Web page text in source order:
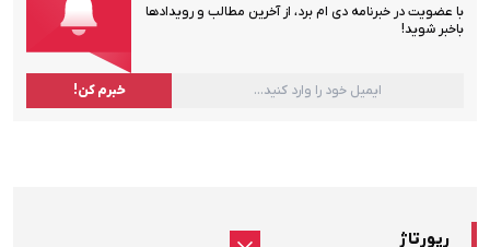
با عضویت در خبرنامه دی ام برد، از آخرین مطالب و رویدادها
باخبر شوید!
رپورتاژ